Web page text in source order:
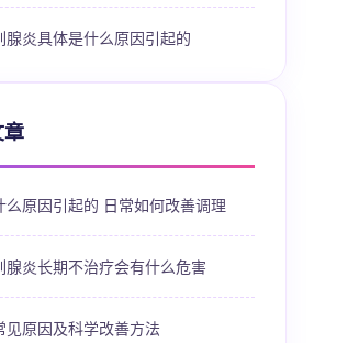
腺炎具体是什么原因引起的
么原因引起的 日常如何改善调理
腺炎长期不治疗会有什么危害
见原因及科学改善方法